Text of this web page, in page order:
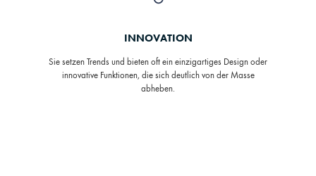
INNOVATION
Sie setzen Trends und bieten oft ein einzigartiges Design oder
innovative Funktionen, die sich deutlich von der Masse
abheben.